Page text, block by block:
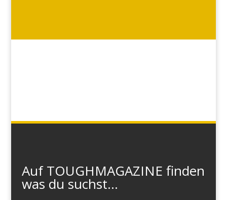
Auf TOUGHMAGAZINE finden
was du suchst...